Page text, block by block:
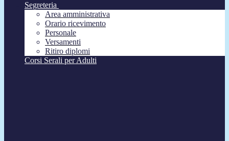
Segreteria
Area amministrativa
Orario ricevimento
Personale
Versamenti
Ritiro diplomi
Corsi Serali per Adulti